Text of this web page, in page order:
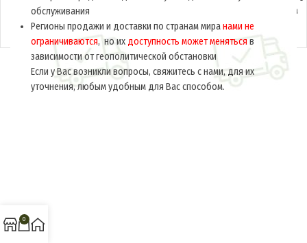
обслуживания
Регионы продажи и доставки по странам миранами не
ограничиваются, но их доступность может меняться в
зависимости от геополитической обстановки
Если у Вас возникли вопросы, свяжитесь с нами, для их
уточнения, любым удобным для Вас способом.
искусственный) M3-115-UA
$76.0 за ед.
вооружения (расчет пулемета
или миномета) M4-027-U
$40.0 за ед.
0